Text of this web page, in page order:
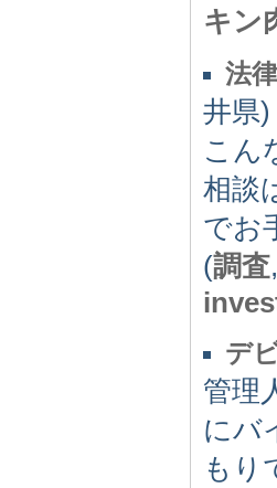
キン
法
井県)
こん
相談
でお
(調査,
デ
管理
にバ
もり